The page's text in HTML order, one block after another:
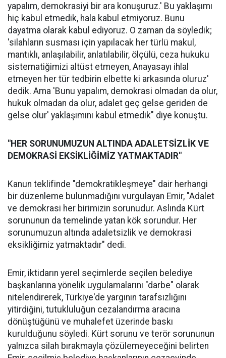
yapalım, demokrasiyi bir ara konuşuruz.' Bu yaklaşımı
hiç kabul etmedik, hala kabul etmiyoruz. Bunu
dayatma olarak kabul ediyoruz. O zaman da söyledik;
'silahların susması için yapılacak her türlü makul,
mantıklı, anlaşılabilir, anlatılabilir, ölçülü, ceza hukuku
sistematiğimizi altüst etmeyen, Anayasayı ihlal
etmeyen her tür tedbirin elbette ki arkasında oluruz'
dedik. Ama 'Bunu yapalım, demokrasi olmadan da olur,
hukuk olmadan da olur, adalet geç gelse geriden de
gelse olur' yaklaşımını kabul etmedik" diye konuştu.
"HER SORUNUMUZUN ALTINDA ADALETSİZLİK VE
DEMOKRASİ EKSİKLİĞİMİZ YATMAKTADIR"
Kanun teklifinde "demokratikleşmeye" dair herhangi
bir düzenleme bulunmadığını vurgulayan Emir, "Adalet
ve demokrasi her birimizin sorunudur. Aslında Kürt
sorununun da temelinde yatan kök sorundur. Her
sorunumuzun altında adaletsizlik ve demokrasi
eksikliğimiz yatmaktadır" dedi.
Emir, iktidarın yerel seçimlerde seçilen belediye
başkanlarına yönelik uygulamalarını "darbe" olarak
nitelendirerek, Türkiye'de yargının tarafsızlığını
yitirdiğini, tutukluluğun cezalandırma aracına
dönüştüğünü ve muhalefet üzerinde baskı
kurulduğunu söyledi. Kürt sorunu ve terör sorununun
yalnızca silah bırakmayla çözülemeyeceğini belirten